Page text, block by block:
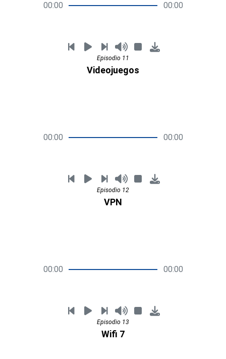
00:00 00:00
Episodio 11
Videojuegos
00:00 00:00
Episodio 12
VPN
00:00 00:00
Episodio 13
Wifi 7